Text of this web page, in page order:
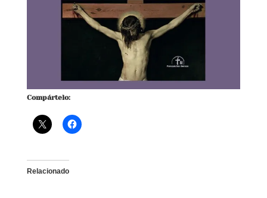
Compártelo:
Relacionado